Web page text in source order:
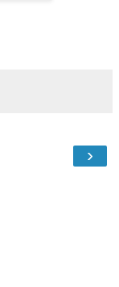
›